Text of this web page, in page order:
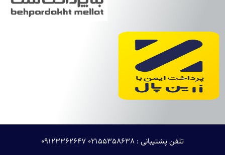
تلفن پشتیبانی : 02155358638 ۰۹۱۲۳۳۶۲۶۴۷